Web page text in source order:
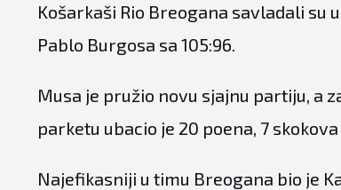
Košarkaši Rio Breogana savladali su
Pablo Burgosa sa 105:96.
Musa je pružio novu sjajnu partiju, a
parketu ubacio je 20 poena, 7
Najefikasniji u timu Breogana bio je